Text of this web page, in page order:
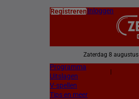
RegistrerenInloggen
Zaterdag 8 augustus
Programma
Uitslagen
V-spellen
Tips en meer